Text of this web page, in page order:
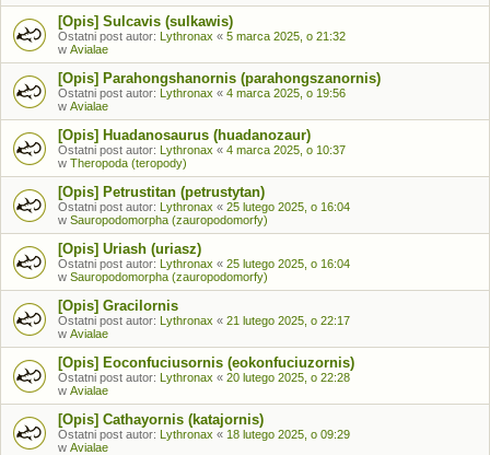
[Opis] Sulcavis (sulkawis)
Ostatni post autor: Lythronax « 5 marca 2025, o 21:32
w Avialae
[Opis] Parahongshanornis (parahongszanornis)
Ostatni post autor: Lythronax « 4 marca 2025, o 19:56
w Avialae
[Opis] Huadanosaurus (huadanozaur)
Ostatni post autor: Lythronax « 4 marca 2025, o 10:37
w Theropoda (teropody)
[Opis] Petrustitan (petrustytan)
Ostatni post autor: Lythronax « 25 lutego 2025, o 16:04
w Sauropodomorpha (zauropodomorfy)
[Opis] Uriash (uriasz)
Ostatni post autor: Lythronax « 25 lutego 2025, o 16:04
w Sauropodomorpha (zauropodomorfy)
[Opis] Gracilornis
Ostatni post autor: Lythronax « 21 lutego 2025, o 22:17
w Avialae
[Opis] Eoconfuciusornis (eokonfuciuzornis)
Ostatni post autor: Lythronax « 20 lutego 2025, o 22:28
w Avialae
[Opis] Cathayornis (katajornis)
Ostatni post autor: Lythronax « 18 lutego 2025, o 09:29
w Avialae